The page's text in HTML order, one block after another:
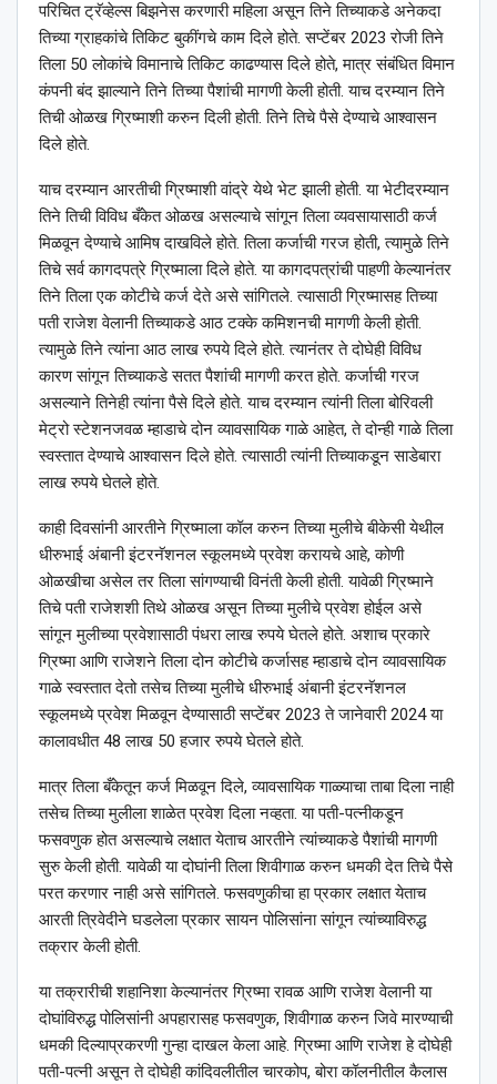
परिचित ट्रॅव्हेल्स बिझनेस करणारी महिला असून तिने तिच्याकडे अनेकदा
तिच्या ग्राहकांचे तिकिट बुकींगचे काम दिले होते. सप्टेंबर 2023 रोजी तिने
तिला 50 लोकांचे विमानाचे तिकिट काढण्यास दिले होते, मात्र संबंधित विमान
कंपनी बंद झाल्याने तिने तिच्या पैशांची मागणी केली होती. याच दरम्यान तिने
तिची ओळख ग्रिष्माशी करुन दिली होती. तिने तिचे पैसे देण्याचे आश्वासन
दिले होते.
याच दरम्यान आरतीची ग्रिष्माशी वांद्रे येथे भेट झाली होती. या भेटीदरम्यान
तिने तिची विविध बँकेत ओळख असल्याचे सांगून तिला व्यवसायासाठी कर्ज
मिळवून देण्याचे आमिष दाखविले होते. तिला कर्जाची गरज होती, त्यामुळे तिने
तिचे सर्व कागदपत्रे ग्रिष्माला दिले होते. या कागदपत्रांची पाहणी केल्यानंतर
तिने तिला एक कोटीचे कर्ज देते असे सांगितले. त्यासाठी ग्रिष्मासह तिच्या
पती राजेश वेलानी तिच्याकडे आठ टक्के कमिशनची मागणी केली होती.
त्यामुळे तिने त्यांना आठ लाख रुपये दिले होते. त्यानंतर ते दोघेही विविध
कारण सांगून तिच्याकडे सतत पैशांची मागणी करत होते. कर्जाची गरज
असल्याने तिनेही त्यांना पैसे दिले होते. याच दरम्यान त्यांनी तिला बोरिवली
मेट्रो स्टेशनजवळ म्हाडाचे दोन व्यावसायिक गाळे आहेत, ते दोन्ही गाळे तिला
स्वस्तात देण्याचे आश्वासन दिले होते. त्यासाठी त्यांनी तिच्याकडून साडेबारा
लाख रुपये घेतले होते.
काही दिवसांनी आरतीने ग्रिष्माला कॉल करुन तिच्या मुलीचे बीकेसी येथील
धीरुभाई अंबानी इंटरनॅशनल स्कूलमध्ये प्रवेश करायचे आहे, कोणी
ओळखीचा असेल तर तिला सांगण्याची विनंती केली होती. यावेळी ग्रिष्माने
तिचे पती राजेशशी तिथे ओळख असून तिच्या मुलीचे प्रवेश होईल असे
सांगून मुलीच्या प्रवेशासाठी पंधरा लाख रुपये घेतले होते. अशाच प्रकारे
ग्रिष्मा आणि राजेशने तिला दोन कोटीचे कर्जासह म्हाडाचे दोन व्यावसायिक
गाळे स्वस्तात देतो तसेच तिच्या मुलीचे धीरुभाई अंबानी इंटरनॅशनल
स्कूलमध्ये प्रवेश मिळवून देण्यासाठी सप्टेंबर 2023 ते जानेवारी 2024 या
कालावधीत 48 लाख 50 हजार रुपये घेतले होते.
मात्र तिला बँकेतून कर्ज मिळवून दिले, व्यावसायिक गाळ्याचा ताबा दिला नाही
तसेच तिच्या मुलीला शाळेत प्रवेश दिला नव्हता. या पती-पत्नीकडून
फसवणुक होत असल्याचे लक्षात येताच आरतीने त्यांच्याकडे पैशांची मागणी
सुरु केली होती. यावेळी या दोघांनी तिला शिवीगाळ करुन धमकी देत तिचे पैसे
परत करणार नाही असे सांगितले. फसवणुकीचा हा प्रकार लक्षात येताच
आरती त्रिवेदीने घडलेला प्रकार सायन पोलिसांना सांगून त्यांच्याविरुद्ध
तक्रार केली होती.
या तक्रारीची शहानिशा केल्यानंतर ग्रिष्मा रावळ आणि राजेश वेलानी या
दोघांविरुद्ध पोलिसांनी अपहारासह फसवणुक, शिवीगाळ करुन जिवे मारण्याची
धमकी दिल्याप्रकरणी गुन्हा दाखल केला आहे. ग्रिष्मा आणि राजेश हे दोघेही
पती-पत्नी असून ते दोघेही कांदिवलीतील चारकोप, बोरा कॉलनीतील कैलास